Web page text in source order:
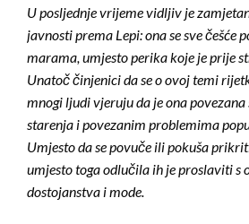
U posljednje vrijeme vidljiv je
javnosti prema Lepi: ona se sve češće
marama, umjesto perika koje je prije
Unatoč činjenici da se o ovoj temi
mnogi ljudi vjeruju da je ona
starenja i povezanim problemima
Umjesto da se povuče ili pokuša
umjesto toga odlučila ih je proslaviti s
dostojanstva i mode.